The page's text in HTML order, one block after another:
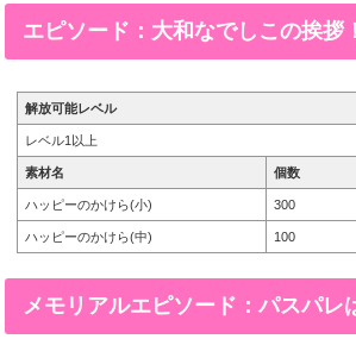
エピソード：大和なでしこの挨拶！
解放可能レベル
レベル1以上
素材名 個数
ハッピーのかけら(小) 300
ハッピーのかけら(中) 100
メモリアルエピソード：パスパレ